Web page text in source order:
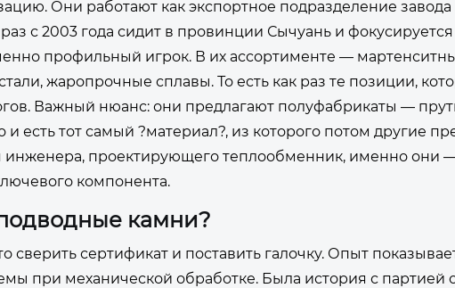
Они работают как экспортное подразделение завода
с 2003 года сидит в провинции Сычуань и фокусируется
профильный игрок. В их ассортименте —
жаропрочные сплавы. То есть как раз те позиции,
Важный нюанс: они предлагают полуфабрикаты —
и есть тот самый ?материал?, из которого потом другие
инженера, проектирующего теплообменник, именно они
компонента.
камни?
сверить сертификат и поставить галочку. Опыт
при механической обработке. Была история с партией